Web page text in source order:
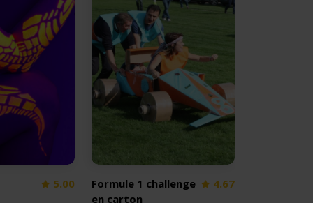
5.00
Formule 1 challenge
en carton
4.67